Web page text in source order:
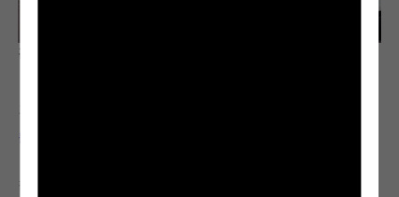
관찰 및 학습
몰리 나일스 렌쇼
필요한 장비